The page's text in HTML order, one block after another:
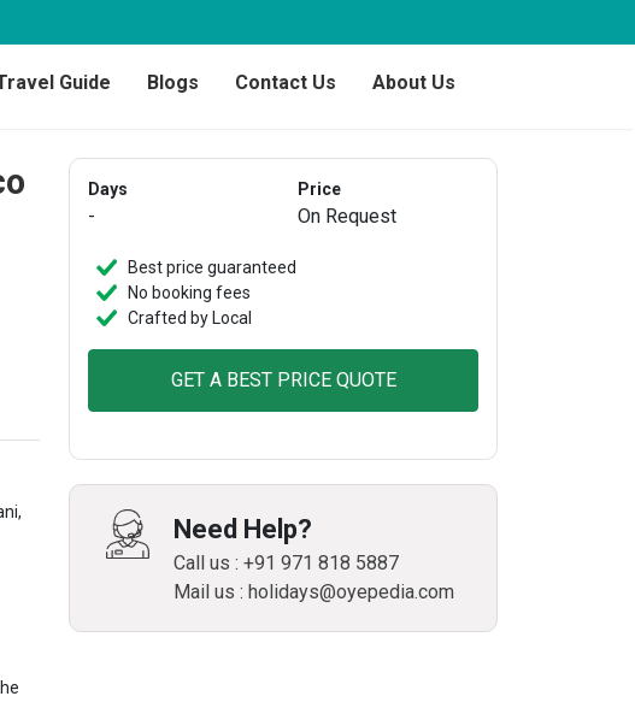
Guide Blogs Contact Us About Us
Days
-
Price
On Request
Best price guaranteed
No booking fees
Crafted by Local
GET A BEST PRICE QUOTE
Need Help?
Call us : +91 971 818 5887
Mail us : holidays@oyepedia.com